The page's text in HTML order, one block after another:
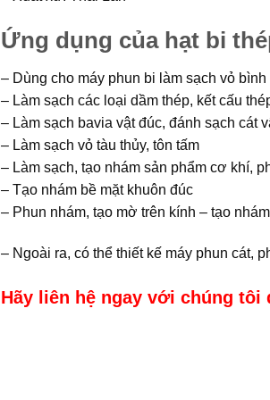
Ứng dụng của hạt bi
– Dùng cho máy phun bi làm sạch vỏ
– Làm sạch các loại dầm thép, kết cấu
– Làm sạch bavia vật đúc, đánh sạch cát
– Làm sạch vỏ tàu thủy, tôn tấm
– Làm sạch, tạo nhám sản phẩm cơ khí,
– Tạo nhám bề mặt khuôn đúc
– Phun nhám, tạo mờ trên kính – tạo
– Ngoài ra, có thể thiết kế máy phun cát,
Hãy liên hệ ngay với chúng